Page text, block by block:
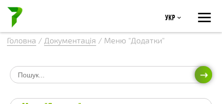
≡
Укр
Головна / Документація / Меню "Додатки"